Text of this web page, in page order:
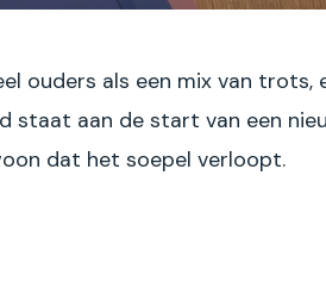
ouders als een mix van trots,
staat aan de start van een
dat het soepel verloopt.